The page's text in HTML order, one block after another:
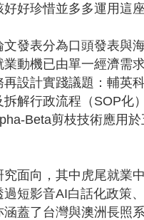
好珍惜並多多運用這
發表分為口頭發表與
動機已由單一經濟需
再設計實踐議題：輔英
解行政流程（SOP化
Beta剪枝技術應用
面向，其中虎尾就業
短影音AI白話化政策
蓋了台灣與澳洲長照